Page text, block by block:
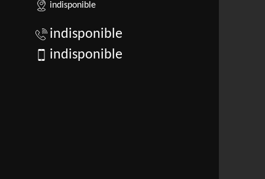
indisponible
indisponible
indisponible